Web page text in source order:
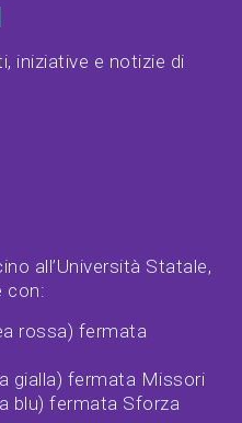
iniziative e notizie di
all’Università Statale,
con:
rossa) fermata
gialla) fermata Missori
blu) fermata Sforza